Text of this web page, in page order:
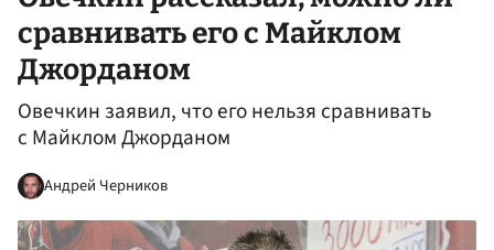
сравнивать его с Майклом
Джорданом
Овечкин заявил, что его нельзя сравнивать
с Майклом Джорданом
Андрей Черников